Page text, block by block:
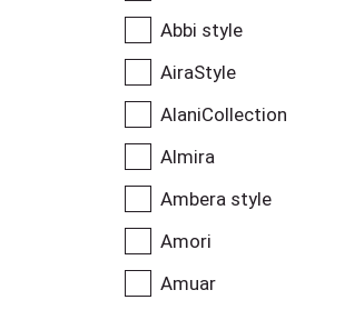
Abbi style
AiraStyle
AlaniCollection
Almira
Ambera style
Amori
Amuar